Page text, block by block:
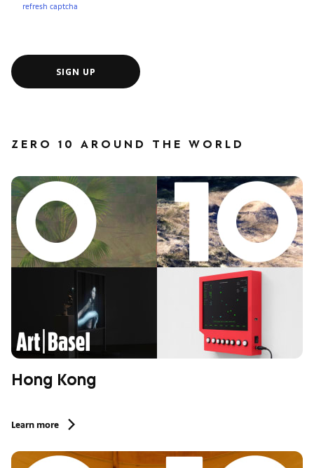
refresh captcha
SIGN UP
ZERO 10 AROUND THE WORLD
Hong Kong
Learn more